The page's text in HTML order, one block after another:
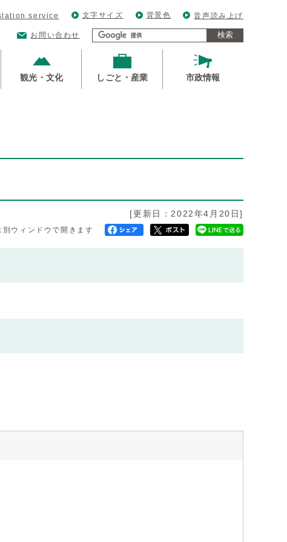
service 文字サイズ 背景色 音声読み上げ
お問い合わせ 検索
観光・文化 しごと・産業 市政情報
[更新日：2022年4月20日]
ウィンドウで開きます